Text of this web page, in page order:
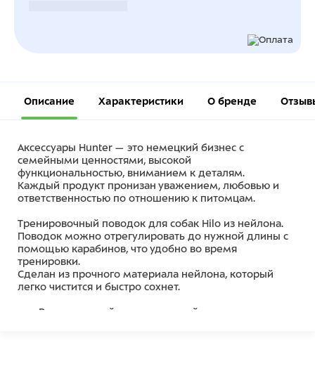
Описание Характеристики О бренде
Аксессуары Hunter — это немецкий бизнес с
семейными ценностями, высокой
функциональностью, вниманием к деталям.
Каждый продукт пронизан уважением, любовью и
ответственностью по отношению к питомцам.
Тренировочный поводок для собак Hilo из нейлона.
Поводок можно отрегулировать до нужной длины с
помощью карабинов, что удобно во время
тренировки.
Сделан из прочного материала нейлона, который
легко чистится и быстро сохнет.
Регулируемый тренировочный поводок для